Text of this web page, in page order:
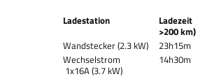
Ladestation
>200 km)
Wandstecker (2.3 kW)
23h15m
Wechselstrom
1x16A (3.7 kW)
14h30m